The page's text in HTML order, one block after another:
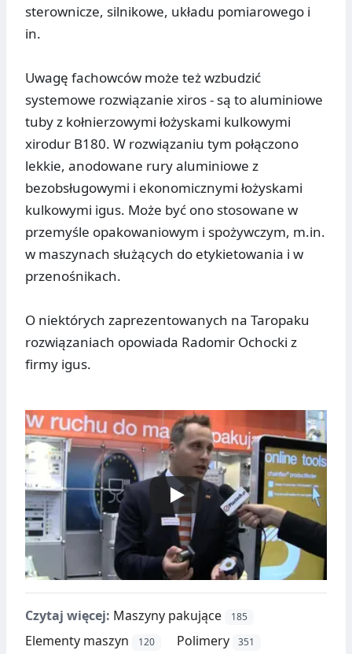
sterownicze, silnikowe, układu pomiarowego i
in.
Uwagę fachowców może też wzbudzić
systemowe rozwiązanie xiros - są to aluminiowe
tuby z kołnierzowymi łożyskami kulkowymi
xirodur B180. W rozwiązaniu tym połączono
lekkie, anodowane rury aluminiowe z
bezobsługowymi i ekonomicznymi łożyskami
kulkowymi igus. Może być ono stosowane w
przemyśle opakowaniowym i spożywczym, m.in.
w maszynach służących do etykietowania i w
przenośnikach.
O niektórych zaprezentowanych na Taropaku
rozwiązaniach opowiada Radomir Ochocki z
firmy igus.
Czytaj więcej: Maszyny pakujące 185
Elementy maszyn 120 Polimery 351